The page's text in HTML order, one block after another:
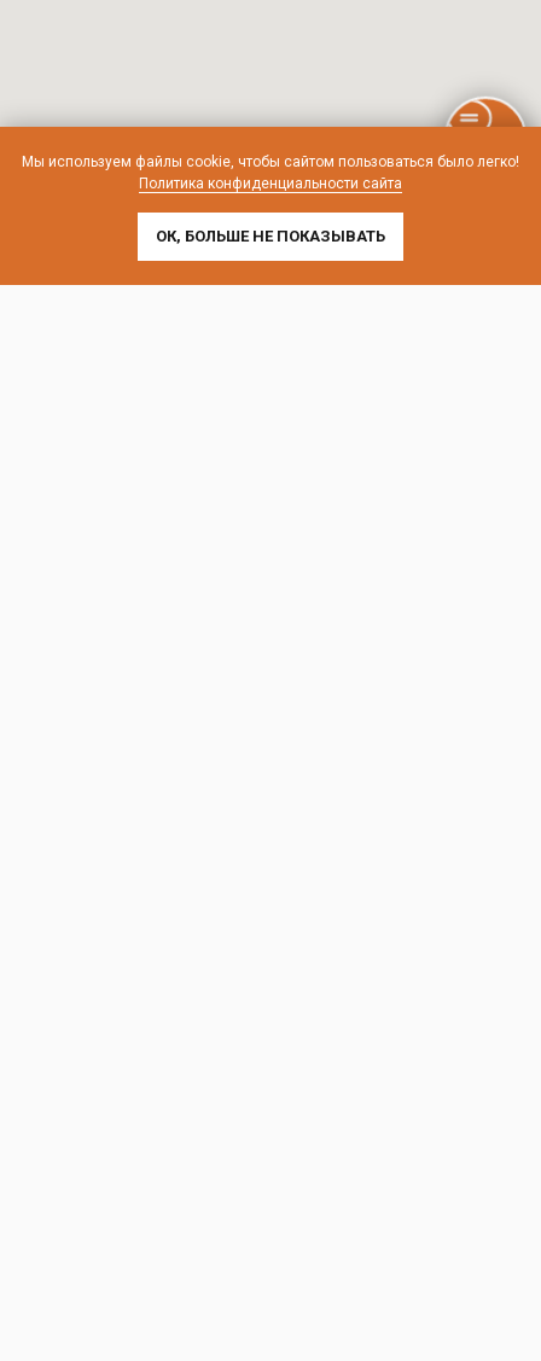
Мы используем файлы cookie, чтобы сайтом пользоваться было легко!
Политика конфиденциальности сайта
ОК, БОЛЬШЕ НЕ ПОКАЗЫВАТЬ